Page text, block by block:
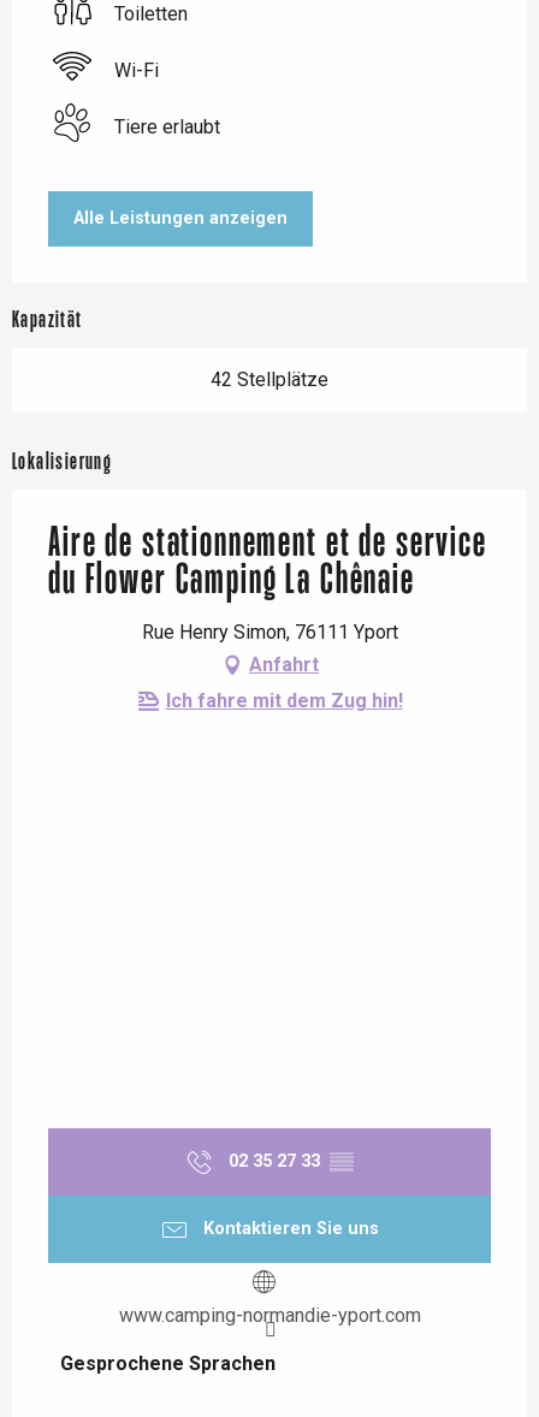
Toiletten
Wi-Fi
Tiere erlaubt
Alle Leistungen anzeigen
Kapazität
42 Stellplätze
Lokalisierung
Aire de stationnement et de service
du Flower Camping La Chênaie
Rue Henry Simon, 76111 Yport
Anfahrt
Ich fahre mit dem Zug hin!
02 35 27 33 ▒▒
Kontaktieren Sie uns
www.camping-normandie-yport.com
Gesprochene Sprachen
Gesprochene Sprachen